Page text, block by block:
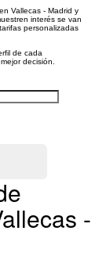
Vallecas - Madrid y
interés se van
personalizadas
de cada
decisión.
-